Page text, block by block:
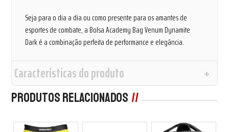
Seja para o dia a dia ou como presente para os amantes de
esportes de combate, a Bolsa Academy Bag Venum Dynamite
Dark é a combinação perfeita de performance e elegância.
Características do produto
Produtos Relacionados